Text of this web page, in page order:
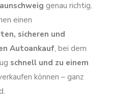
genau richtig.
einen
sicheren und
Autoankauf, bei dem
schnell und zu einem
können – ganz